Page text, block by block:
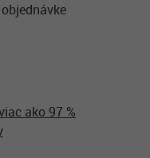
ako 97 %